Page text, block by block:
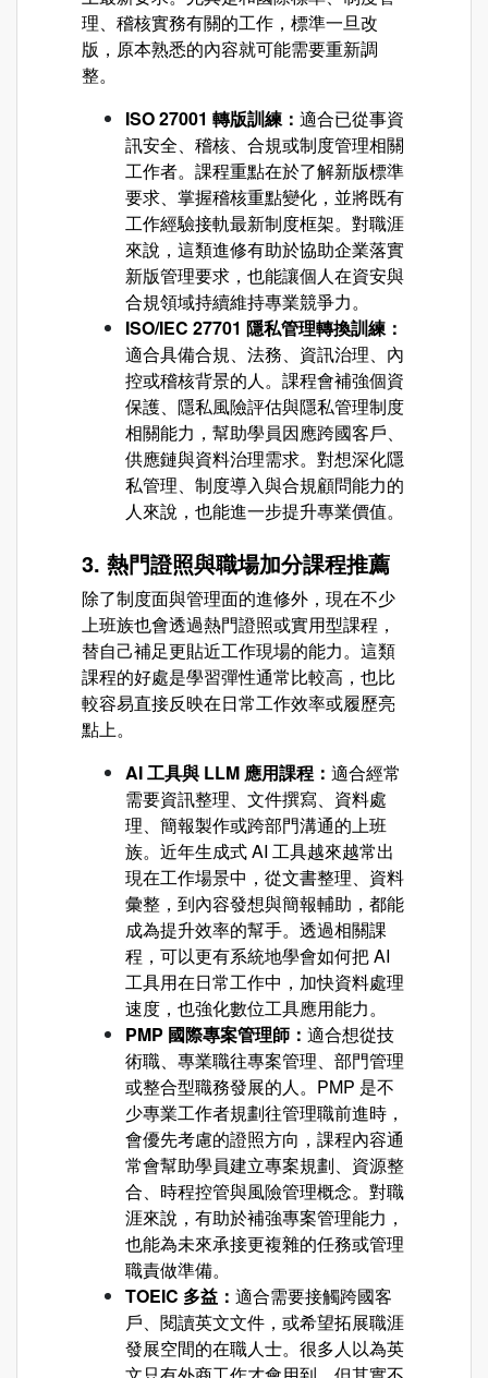
理、稽核實務有關的工作，標準一旦改
版，原本熟悉的內容就可能需要重新調
整。
ISO 27001 轉版訓練： 適合已從事資
訊安全、稽核、合規或制度管理相關
工作者。課程重點在於了解新版標準
要求、掌握稽核重點變化，並將既有
工作經驗接軌最新制度框架。對職涯
來說，這類進修有助於協助企業落實
新版管理要求，也能讓個人在資安與
合規領域持續維持專業競爭力。
ISO/IEC 27701 隱私管理轉換訓練：
適合具備合規、法務、資訊治理、內
控或稽核背景的人。課程會補強個資
保護、隱私風險評估與隱私管理制度
相關能力，幫助學員因應跨國客戶、
供應鏈與資料治理需求。對想深化隱
私管理、制度導入與合規顧問能力的
人來說，也能進一步提升專業價值。
3. 熱門證照與職場加分課程推薦
除了制度面與管理面的進修外，現在不少
上班族也會透過熱門證照或實用型課程，
替自己補足更貼近工作現場的能力。這類
課程的好處是學習彈性通常比較高，也比
較容易直接反映在日常工作效率或履歷亮
點上。
AI 工具與 LLM 應用課程： 適合經常
需要資訊整理、文件撰寫、資料處
理、簡報製作或跨部門溝通的上班
族。近年生成式 AI 工具越來越常出
現在工作場景中，從文書整理、資料
彙整，到內容發想與簡報輔助，都能
成為提升效率的幫手。透過相關課
程，可以更有系統地學會如何把 AI
工具用在日常工作中，加快資料處理
速度，也強化數位工具應用能力。
PMP 國際專案管理師： 適合想從技
術職、專業職往專案管理、部門管理
或整合型職務發展的人。PMP 是不
少專業工作者規劃往管理職前進時，
會優先考慮的證照方向，課程內容通
常會幫助學員建立專案規劃、資源整
合、時程控管與風險管理概念。對職
涯來說，有助於補強專案管理能力，
也能為未來承接更複雜的任務或管理
職責做準備。
TOEIC 多益： 適合需要接觸跨國客
戶、閱讀英文文件，或希望拓展職涯
發展空間的在職人士。很多人以為英